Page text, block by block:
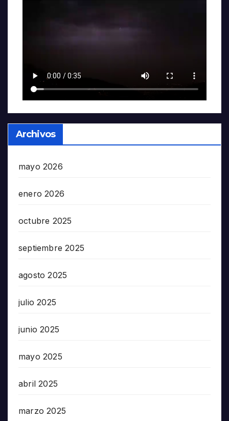
Archivos
mayo 2026
enero 2026
octubre 2025
septiembre 2025
agosto 2025
julio 2025
junio 2025
mayo 2025
abril 2025
marzo 2025